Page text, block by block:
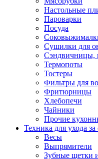
Техника
Часы
Настольные
Пароварки
Посуда
Сушилки для
Сэндвичницы,
Термопоты
Тостеры
Фильтры для
Фритюрницы
Хлебопечи
Чайники
Прочие
Техника для ухода за
Весы
Выпрямители
Зубные щетки